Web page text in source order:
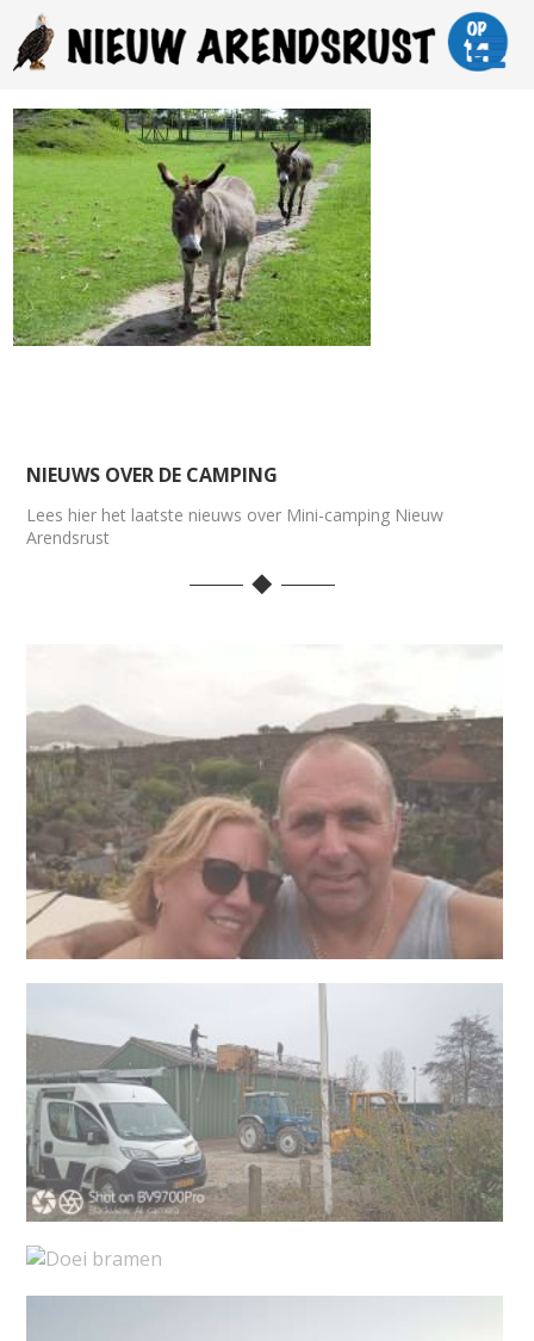
NIEUWS OVER DE CAMPING
Lees hier het laatste nieuws over Mini-camping Nieuw
Arendsrust